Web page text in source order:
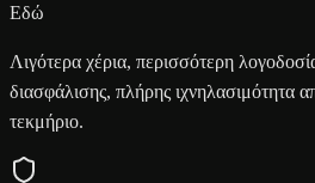
Εδώ
Λιγότερα χέρια, περισσότερη
διασφάλισης, πλήρης ιχνηλασιμότητα
τεκμήριο.